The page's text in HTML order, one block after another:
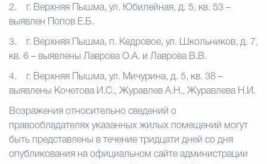
2.
г. Верхняя Пышма, ул. Юбилейная, д. 5, кв. 53 –
выявлен Попов Е.Б.
3.
г. Верхняя Пышма, п. Кедровое, ул. Школьников, д. 7,
кв. 6 – выявлены Лаврова О.А. и Лаврова В.В.
4.
г. Верхняя Пышма, ул. Мичурина, д. 5, кв. 38 –
выявлены Кочетова И.С., Журавлев А.Н., Журавлева Н.И.
Возражения относительно сведений о
правообладателях указанных жилых помещений могут
быть представлены в течение тридцати дней со дня
опубликования на официальном сайте администрации